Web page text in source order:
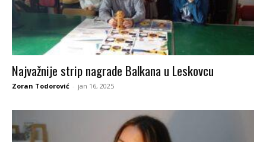
Najvažnije strip nagrade Balkana u Leskovcu
Zoran Todorović - jan 16, 2025